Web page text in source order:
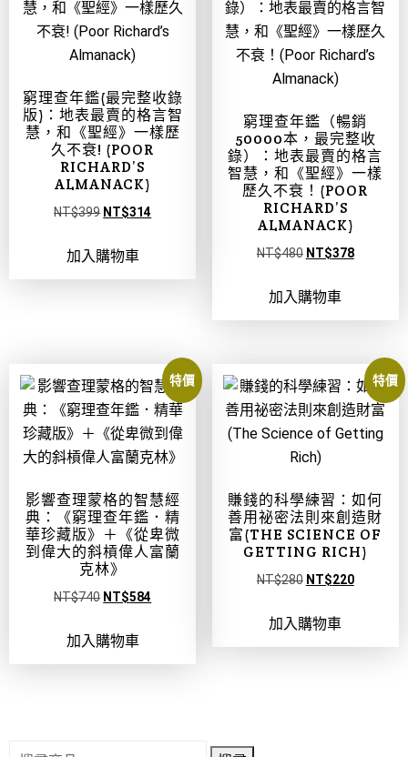
窮理查年鑑(最完整收錄
版)：地表最賣的格言智
慧，和《聖經》一樣歷
久不衰! (POOR
RICHARD’S
ALMANACK)
NT$399 NT$314
加入購物車
窮理查年鑑（暢銷
50000本，最完整收
錄）：地表最賣的格言
智慧，和《聖經》一樣
歷久不衰！(POOR
RICHARD’S
ALMANACK)
NT$480 NT$378
加入購物車
特價
影響查理蒙格的智慧經
典：《窮理查年鑑．精
華珍藏版》＋《從卑微
到偉大的斜槓偉人富蘭
克林》
NT$740 NT$584
加入購物車
特價
賺錢的科學練習：如何
善用祕密法則來創造財
富(THE SCIENCE OF
GETTING RICH)
NT$280 NT$220
加入購物車